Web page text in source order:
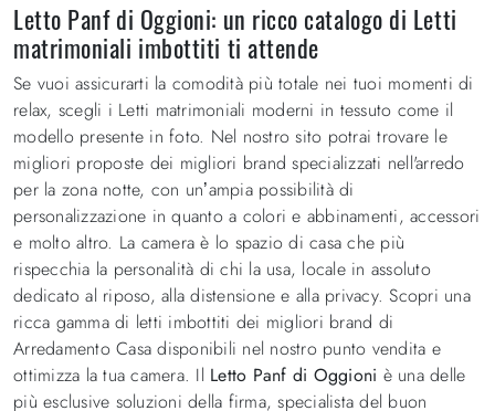
Letto Panf di Oggioni: un ricco catalogo di Letti
matrimoniali imbottiti ti attende
Se vuoi assicurarti la comodità più totale nei tuoi momenti di
relax, scegli i Letti matrimoniali moderni in tessuto come il
modello presente in foto. Nel nostro sito potrai trovare le
migliori proposte dei migliori brand specializzati nell'arredo
per la zona notte, con un’ampia possibilità di
personalizzazione in quanto a colori e abbinamenti, accessori
e molto altro. La camera è lo spazio di casa che più
rispecchia la personalità di chi la usa, locale in assoluto
dedicato al riposo, alla distensione e alla privacy. Scopri una
ricca gamma di letti imbottiti dei migliori brand di
Arredamento Casa disponibili nel nostro punto vendita e
ottimizza la tua camera. Il Letto Panf di Oggioni è una delle
più esclusive soluzioni della firma, specialista del buon